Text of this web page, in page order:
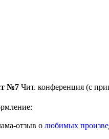
№7 Чит. конференция (с
отзыв о любимых